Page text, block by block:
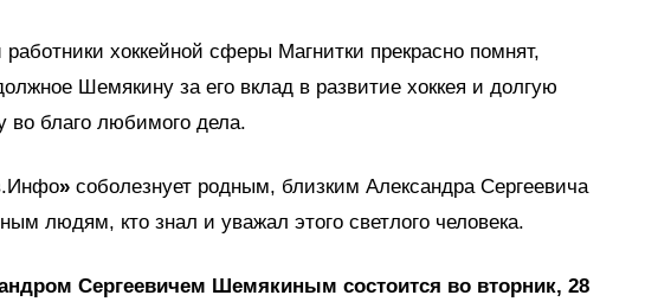
хоккейной сферы Магнитки прекрасно помнят,
Шемякину за его вклад в развитие хоккея и долгую
во благо любимого дела.
» соболезнует родным, близким Александра Сергеевича
людям, кто знал и уважал этого светлого человека.
Сергеевичем Шемякиным состоится во вторник, 28